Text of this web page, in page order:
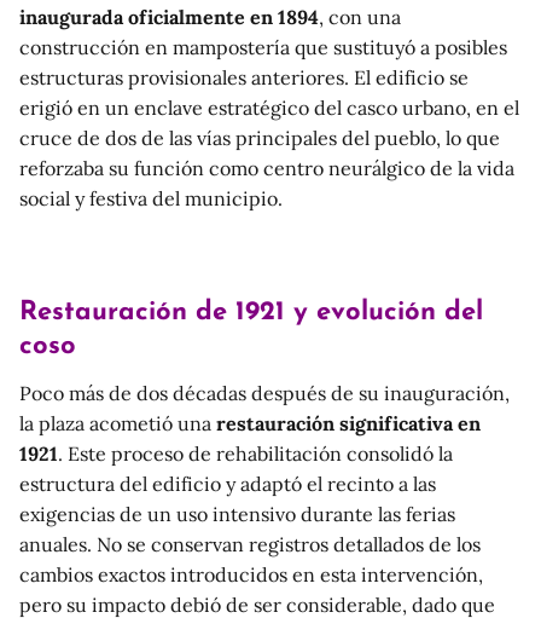
inaugurada oficialmente en 1894, con una
construcción en mampostería que sustituyó a posibles
estructuras provisionales anteriores. El edificio se
erigió en un enclave estratégico del casco urbano, en el
cruce de dos de las vías principales del pueblo, lo que
reforzaba su función como centro neurálgico de la vida
social y festiva del municipio.
Restauración de 1921 y evolución del
coso
Poco más de dos décadas después de su inauguración,
la plaza acometió una restauración significativa en
1921. Este proceso de rehabilitación consolidó la
estructura del edificio y adaptó el recinto a las
exigencias de un uso intensivo durante las ferias
anuales. No se conservan registros detallados de los
cambios exactos introducidos en esta intervención,
pero su impacto debió de ser considerable, dado que